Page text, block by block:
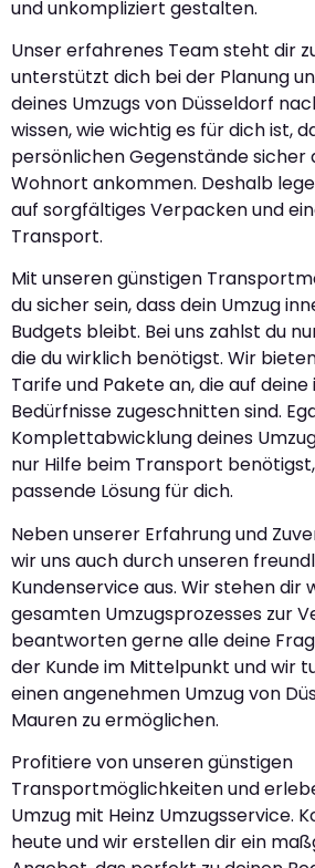
und unkompliziert gestalten.
Unser erfahrenes Team steht dir
unterstützt dich bei der Planung
deines Umzugs von Düsseldorf
wissen, wie wichtig es für dich ist,
persönlichen Gegenstände sicher
Wohnort ankommen. Deshalb
auf sorgfältiges Verpacken und
Transport.
Mit unseren günstigen
du sicher sein, dass dein Umzug
Budgets bleibt. Bei uns zahlst du
die du wirklich benötigst. Wir
Tarife und Pakete an, die auf deine
Bedürfnisse zugeschnitten sind.
Komplettabwicklung deines
nur Hilfe beim Transport
passende Lösung für dich.
Neben unserer Erfahrung und
wir uns auch durch unseren
Kundenservice aus. Wir stehen dir
gesamten Umzugsprozesses zur
beantworten gerne alle deine
der Kunde im Mittelpunkt und wir
einen angenehmen Umzug von
Mauren zu ermöglichen.
Profitiere von unseren günstigen
Transportmöglichkeiten und
Umzug mit Heinz Umzugsservice.
heute und wir erstellen dir ein